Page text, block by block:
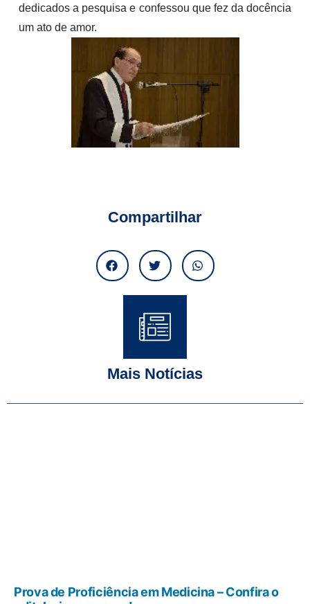
dedicados a pesquisa e confessou que fez da docência
um ato de amor.
Compartilhar
Mais Notícias
Prova de Proficiência em Medicina – Confira o